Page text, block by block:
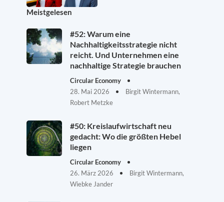
Meistgelesen
#52: Warum eine
Nachhaltigkeitsstrategie nicht
reicht. Und Unternehmen eine
nachhaltige Strategie brauchen
Circular Economy
28. Mai 2026
Birgit Wintermann,
Robert Metzke
#50: Kreislaufwirtschaft neu
gedacht: Wo die größten Hebel
liegen
Circular Economy
26. März 2026
Birgit Wintermann,
Wiebke Jander